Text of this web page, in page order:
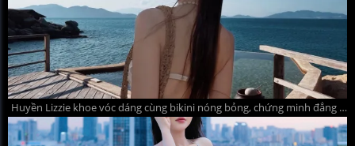
Huyền Lizzie khoe vóc dáng cùng bikini nóng bỏng, chứng minh đẳng cấp 'mỹ nhân VFC': U40 vẫn chưa thôi quyến rũ